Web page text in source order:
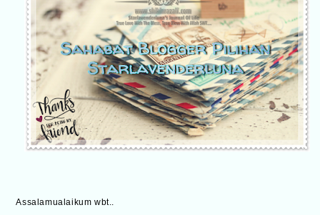
Assalamualaikum wbt..